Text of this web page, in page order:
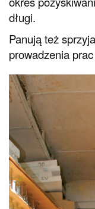
długi.
Panują też
prowadzenia